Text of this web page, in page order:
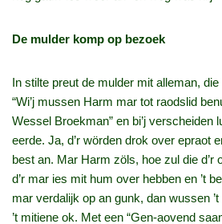
De mulder komp op bezoek
In stilte preut de mulder mit alleman, die
“Wi’j mussen Harm mar tot raodslid
Wessel Broekman” en bi’j verscheiden
eerde. Ja, d’r wörden drok over epraot
best an. Mar Harm zöls, hoe zul die d’r
d’r mar ies mit hum over hebben en ’t
mar verdalijk op an gunk, dan wussen
’t mitiene ok. Met een “Gen‑aovend